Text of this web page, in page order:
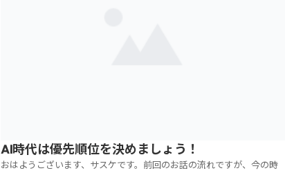
AI時代は優先順位を決めましょう！
おはようございます、サスケです。前回のお話の流れですが、今の時